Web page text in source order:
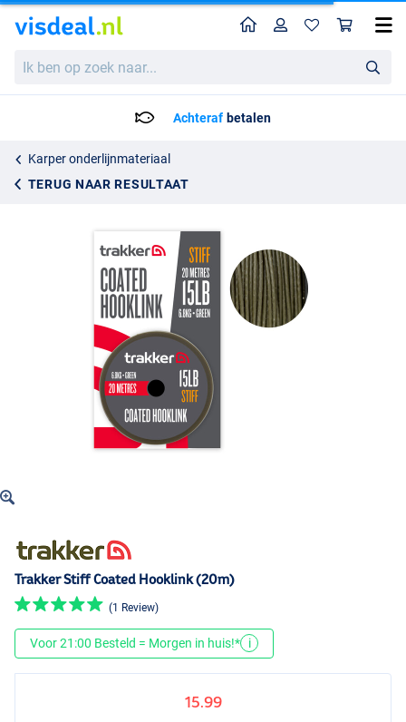
ben
HomeProfiel
Achteraf betalen
Karper onderlijnmateriaal
TERUG NAAR RESULTAAT
Trakker Stiff Coated Hooklink (20m)
Trakker Stiff Coated Hooklink (20m)
(1 Review)
Voor 21:00 Besteld = Morgen in huis!* i
15.99